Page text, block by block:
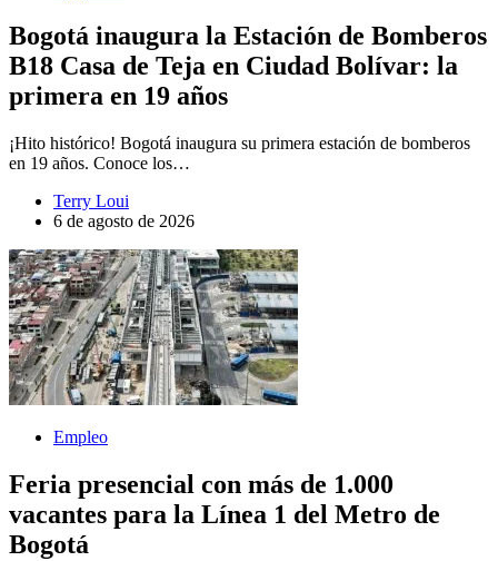
Bogotá inaugura la Estación de Bomberos
B18 Casa de Teja en Ciudad Bolívar: la
primera en 19 años
¡Hito histórico! Bogotá inaugura su primera estación de bomberos
en 19 años. Conoce los…
Terry Loui
6 de agosto de 2026
Empleo
Feria presencial con más de 1.000
vacantes para la Línea 1 del Metro de
Bogotá